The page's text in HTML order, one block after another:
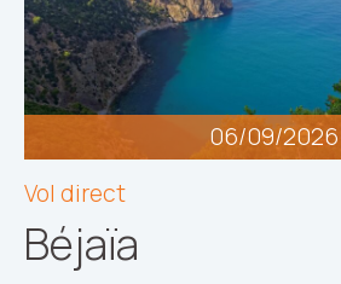
06/09/2026
Vol direct
Béjaïa